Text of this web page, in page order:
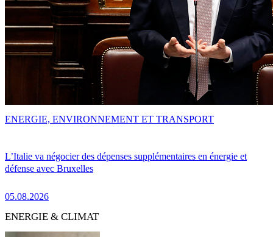
L’Italie va négocier des dépenses supplémentaires en énergie et
défense avec Bruxelles
05.08.2026
ENERGIE, ENVIRONNEMENT ET TRANSPORT
ENERGIE & CLIMAT